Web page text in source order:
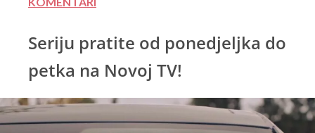
KOMENTARI
Seriju pratite od ponedjeljka do
petka na Novoj TV!